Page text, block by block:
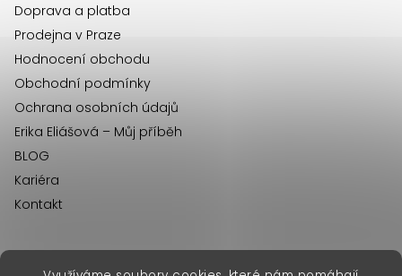
Doprava a platba
Prodejna v Praze
Hodnocení obchodu
Obchodní podmínky
Ochrana osobních údajů
Erika Eliášová – Můj příběh
BLOG
Kariéra
Kontakt